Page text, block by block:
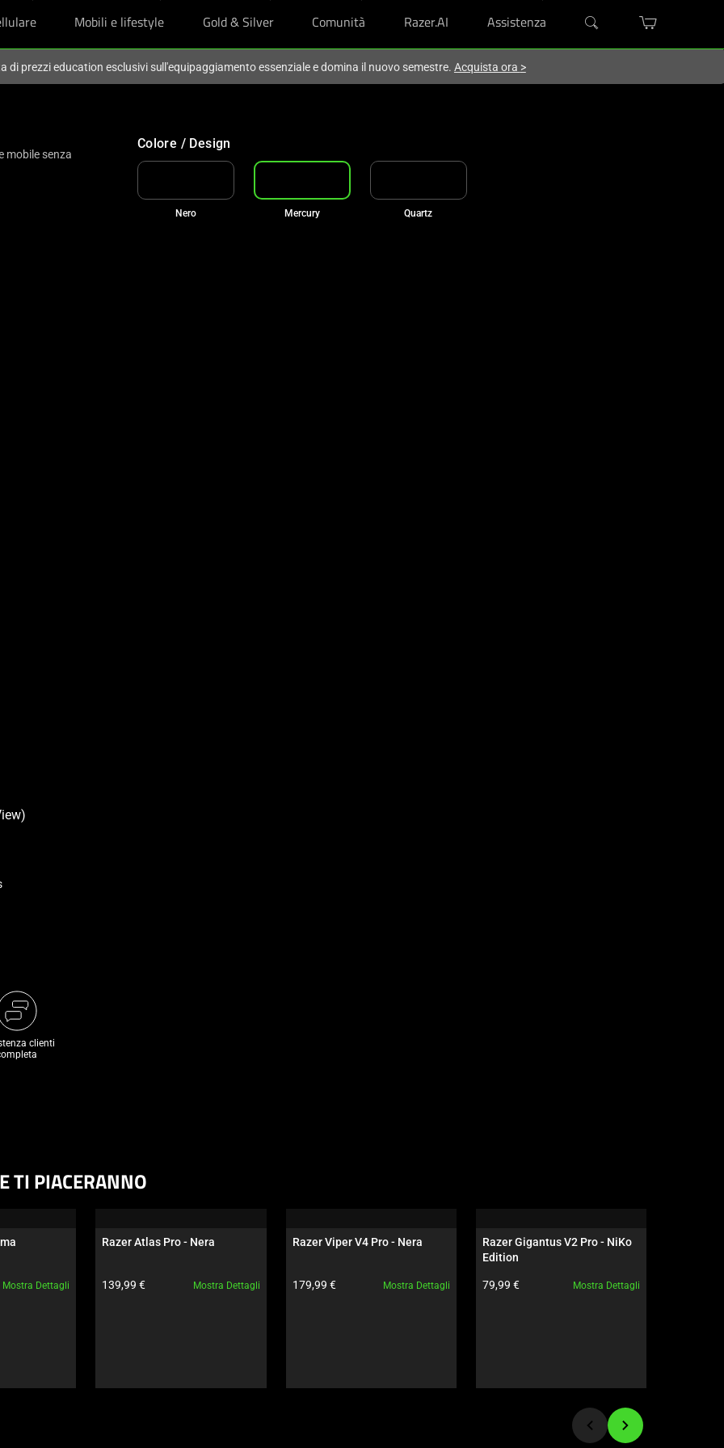
Mobili e lifestyle Gold & Silver Comunità Razer.AI Assistenza
di prezzi education esclusivi sull'equipaggiamento essenziale e domina il nuovo semestre. Acquista ora >
mobile senza
clienti
Colore / Design
Nero Mercury Quartz
TI PIACERANNO
Mostra Dettagli
Razer Atlas Pro - Nera
Prezzo prodotto:
139,99 € Mostra Dettagli
Razer Viper V4 Pro - Nera
Prezzo prodotto:
179,99 € Mostra Dettagli
Razer Gigantus V2 Pro - NiKo
Edition
Prezzo prodotto:
79,99 € Mostra Dettagli